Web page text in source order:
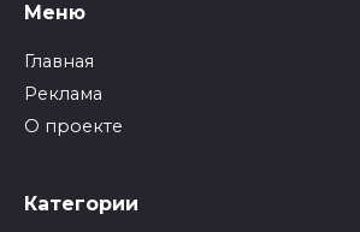
Меню
Главная
Реклама
О проекте
Категории